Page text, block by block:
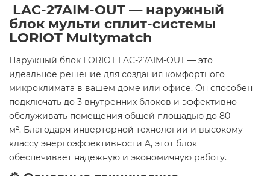
️ LAC-27AIM-OUT — наружный
блок мульти сплит-системы
LORIOT Multymatch
​Наружный блок LORIOT LAC-27AIM-OUT — это
идеальное решение для создания комфортного
микроклимата в вашем доме или офисе. Он способен
подключать до 3 внутренних блоков и эффективно
обслуживать помещения общей площадью до 80
м². Благодаря инверторной технологии и высокому
классу энергоэффективности A, этот блок
обеспечивает надежную и экономичную работу.​